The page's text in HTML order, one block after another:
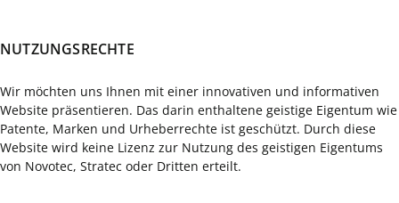
NUTZUNGSRECHTE
Wir möchten uns Ihnen mit einer innovativen und informativen
Website präsentieren. Das darin enthaltene geistige Eigentum wie
Patente, Marken und Urheberrechte ist geschützt. Durch diese
Website wird keine Lizenz zur Nutzung des geistigen Eigentums
von Novotec, Stratec oder Dritten erteilt.